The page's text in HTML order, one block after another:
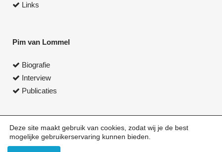
Links
Pim van Lommel
Biografie
Interview
Publicaties
Deze site maakt gebruik van cookies, zodat wij je de best
mogelijke gebruikerservaring kunnen bieden.